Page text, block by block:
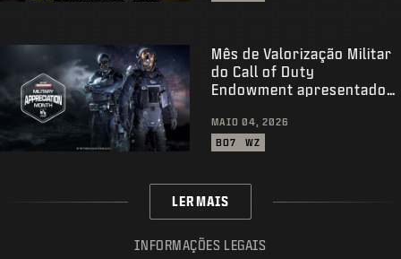
Mês de Valorização Militar
do Call of Duty
Endowment apresentado
MAIO 04, 2026
BO7
WZ
LER MAIS
INFORMAÇÕES LEGAIS